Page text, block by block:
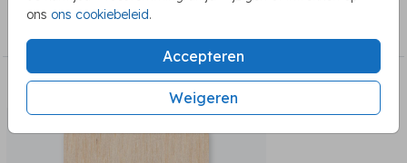
ons ons cookiebeleid.
Accepteren
Weigeren
COLLECTIE
BEKIJK OOK